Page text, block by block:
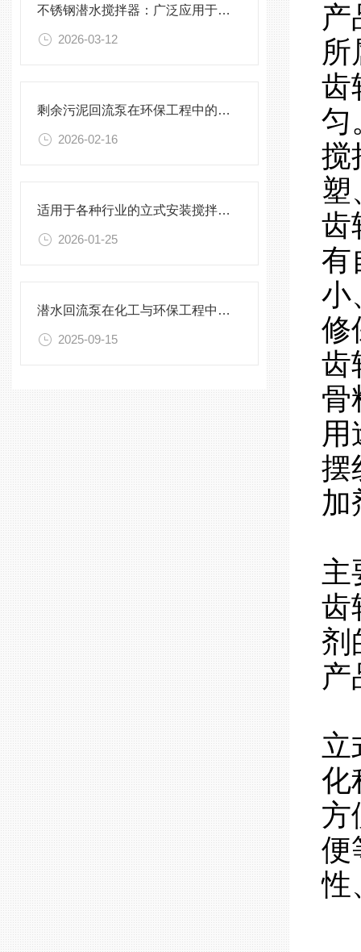
不锈钢潜水搅拌器：广泛应用于污水处理与化学工程
2026-03-12
剩余污泥回流泵在环保工程中的应用前景
2026-02-16
适用于各种行业的立式安装搅拌机选型指南
2026-01-25
潜水回流泵在化工与环保工程中的关键作用
2025-09-15
产
所
齿
匀
搅
塑
齿
有
小
修
齿
骨
用
摆
加
主
齿
剂
产
立
化
方
便
性